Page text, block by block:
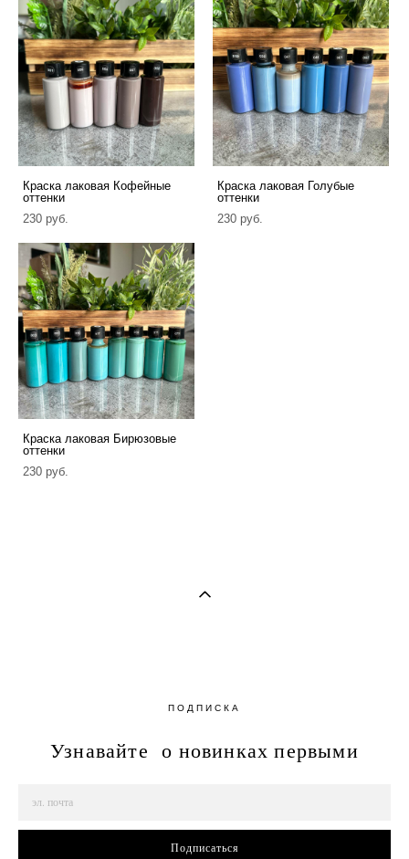
Краска лаковая Кофейные
оттенки
230 pуб.
Краска лаковая Голубые
оттенки
230 pуб.
Краска лаковая Бирюзовые
оттенки
230 pуб.
ПОДПИСКА
Узнавайте о новинках первыми
Подписаться